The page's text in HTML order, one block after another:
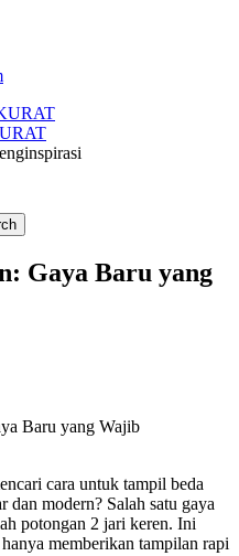
Gaya Baru yang
cara untuk tampil beda
dan modern? Salah satu gaya
potongan 2 jari keren. Ini
memberikan tampilan rapi